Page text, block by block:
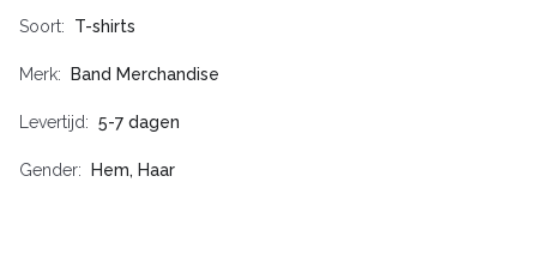
Soort T-shirts
Merk Band Merchandise
Levertijd 5-7 dagen
Gender Hem, Haar